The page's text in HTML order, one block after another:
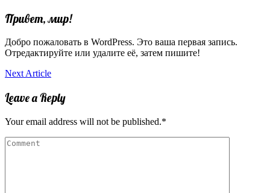
Привет, мир!
Добро пожаловать в WordPress. Это ваша первая запись.
Отредактируйте или удалите её, затем пишите!
Навигация
по
Next Article
Leave a Reply
Your email address will not be published.*